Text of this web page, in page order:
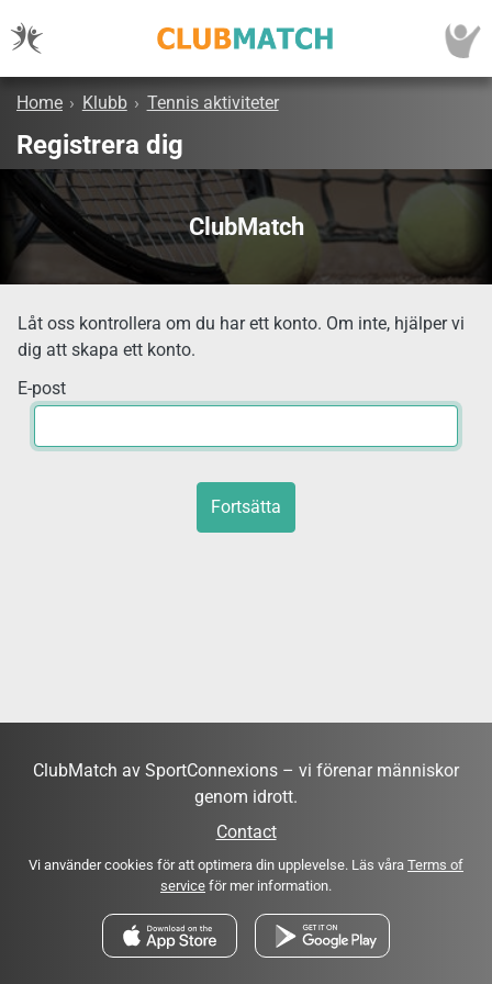
Home › Klubb › Tennis aktiviteter
Registrera dig
ClubMatch
Låt oss kontrollera om du har ett konto. Om inte, hjälper vi
dig att skapa ett konto.
E-post
Fortsätta
ClubMatch av SportConnexions – vi förenar människor
genom idrott.
Contact
Vi använder cookies för att optimera din upplevelse. Läs våra Terms of
service för mer information.